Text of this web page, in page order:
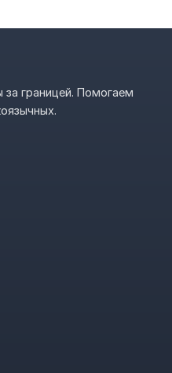
границей. Помогаем